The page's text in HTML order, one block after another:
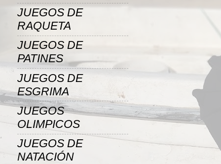
JUEGOS DE
RAQUETA
JUEGOS DE
PATINES
JUEGOS DE
ESGRIMA
JUEGOS
OLIMPICOS
JUEGOS DE
NATACIÓN